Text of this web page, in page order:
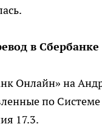
в Сбербанке
Онлайн» на
по
17.3.